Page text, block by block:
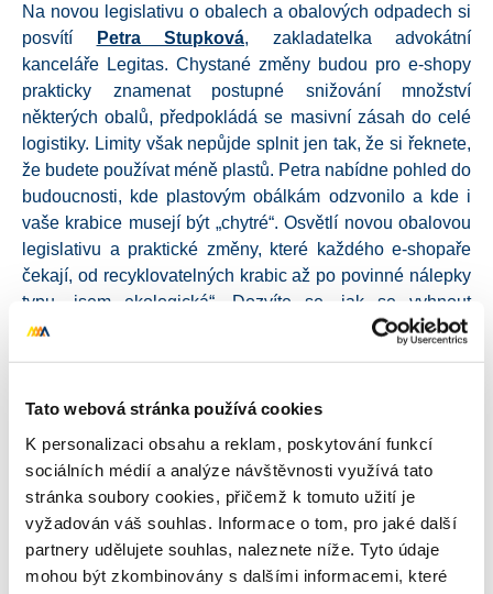
Tato webová stránka používá cookies
K personalizaci obsahu a reklam, poskytování funkcí
sociálních médií a analýze návštěvnosti využívá tato
stránka soubory cookies, přičemž k tomuto užití je
vyžadován váš souhlas. Informace o tom, pro jaké další
partnery udělujete souhlas, naleznete níže. Tyto údaje
mohou být zkombinovány s dalšími informacemi, které
Na novou legislativu o obalech a obalových odpadech si
posvítí
Petra Stupková,
zakladatelka advokátní
kanceláře Legitas. Chystané změny budou pro e-shopy
prakticky znamenat postupné snižování množství
některých obalů, předpokládá se masivní zásah do celé
logistiky. Limity však nepůjde splnit jen tak, že si řeknete,
že budete používat méně plastů. Petra nabídne pohled do
budoucnosti, kde plastovým obálkám odzvonilo a kde i
vaše krabice musejí být „chytré“. Osvětlí novou obalovou
legislativu a praktické změny, které každého e-shopaře
čekají, od recyklovatelných krabic až po povinné nálepky
typu „jsem ekologická“. Dozvíte se, jak se vyhnout
obalové apokalypse, nezruinovat svůj byznys a možná
Ekonomiky (INCIEN).
Na Eshopistovi se zaměříme také na cirkulární
ekonomiku.Jakub Henni ,
zakladatel platformy
Nesnězeno, se v přednášce rozpovídá o šestileté
transformaci původně studentského projektu, který
začínal jako jednoduchá facebooková stránka na sdílení
neprodaných jídel a postupně vyrostl v populární mobilní